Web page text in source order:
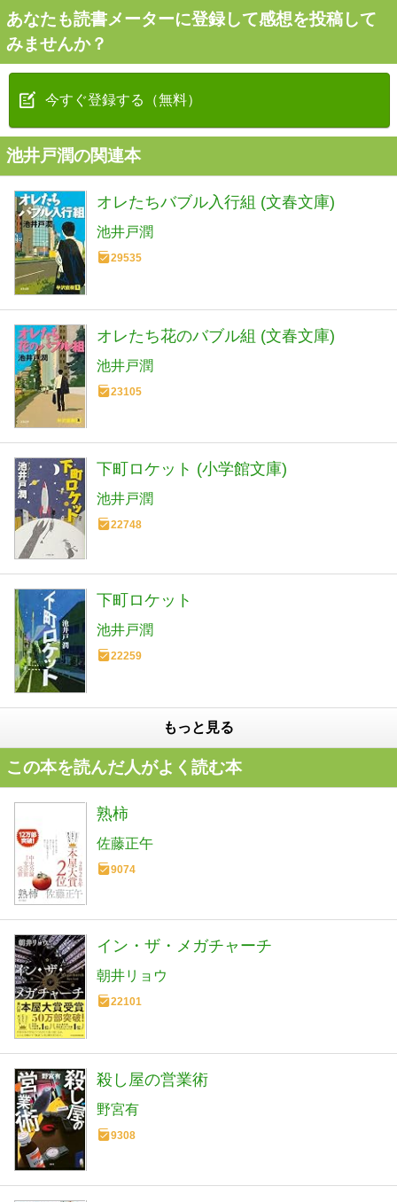
あなたも読書メーターに登録して感想を投稿して
みませんか？
今すぐ登録する（無料）
池井戸潤の関連本
オレたちバブル入行組 (文春文庫)
池井戸潤
29535
オレたち花のバブル組 (文春文庫)
池井戸潤
23105
下町ロケット (小学館文庫)
池井戸潤
22748
下町ロケット
池井戸潤
22259
もっと見る
この本を読んだ人がよく読む本
熟柿
佐藤正午
9074
イン・ザ・メガチャーチ
朝井リョウ
22101
殺し屋の営業術
野宮有
9308